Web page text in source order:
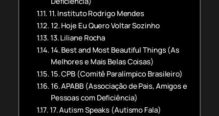
11. Instituto Rodrigo Mendes
12. Hoje Eu Quero Voltar Sozinho
13. Liliane Rocha
14. Best and Most Beautiful Things (As
Melhores e Mais Belas Coisas)
15. CPB (Comitê Paralímpico Brasileiro)
16. APABB (Associação de Pais, Amigos e
Pessoas com Deficiência)
17. Autism Speaks (Autismo Fala)